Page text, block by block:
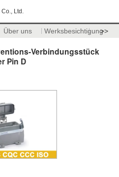
Ltd.
Über uns Werksbesichtigung>>
Verbindungsstück
Pin D